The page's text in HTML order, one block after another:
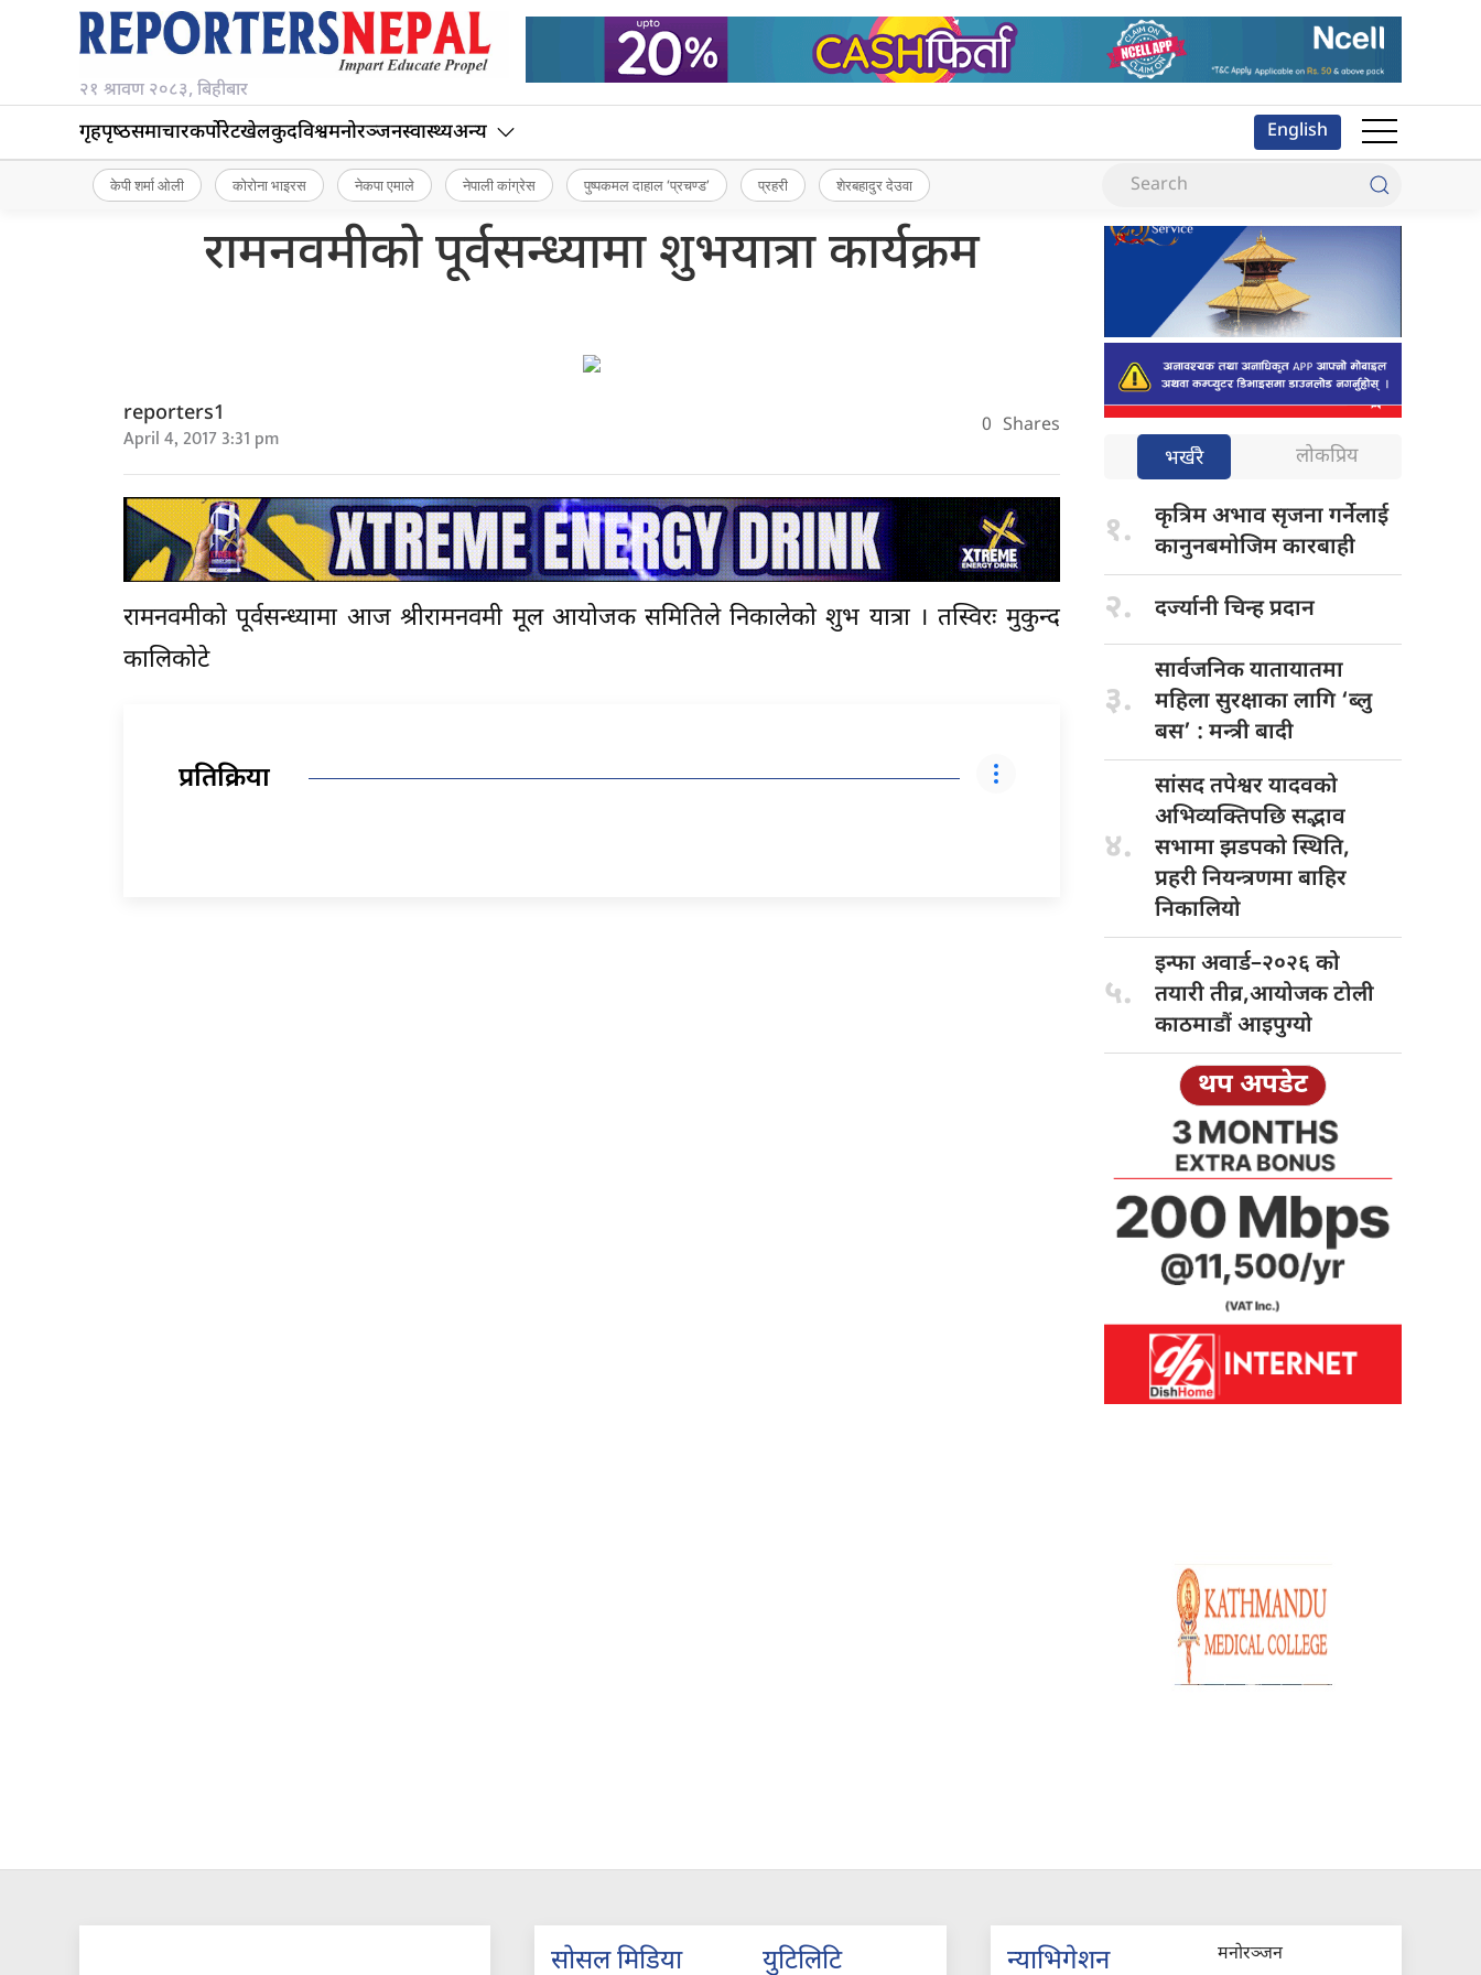
२१ श्रावण २०८३, बिहीबार
गृहपृष्‍ठसमाचारकर्पोरेटखेलकुदविश्वमनोरञ्जनस्वास्थ्यअन्य English
केपी शर्मा ओली कोरोना भाइरस नेकपा एमाले नेपाली कांग्रेस पुष्पकमल दाहाल ‘प्रचण्ड’ प्रहरी शेरबहादुर देउवा
रामनवमीको पूर्वसन्ध्यामा शुभयात्रा कार्यक्रम
reporters1
April 4, 2017 3:31 pm 0 Shares
रामनवमीको पूर्वसन्ध्यामा आज श्रीरामनवमी मूल आयोजक समितिले निकालेको शुभ यात्रा । तस्विरः मुकुन्द
कालिकोटे
प्रतिक्रिया
भर्खरै लोकप्रिय
१. कृत्रिम अभावसृजना गर्नेलाई
कानुनबमोजिम कारबाही
२. दर्ज्यानी चिन्हप्रदान
३.
सार्वजनिक यातायातमा
महिला सुरक्षाका लागि ‘ब्लु
बस’ : मन्त्री बादी
४.
सांसद तपेश्वरयादवको
अभिव्यक्तिपछि सद्भाव
सभामा झडपको स्थिति,
प्रहरी नियन्त्रणमा बाहिर
निकालियो
५.
इन्फा अवार्ड–२०२६ को
तयारी तीव्र,आयोजक टोली
काठमाडौं आइपुग्यो
थप अपडेट
सोसल मिडिया युटिलिटि न्याभिगेशन मनोरञ्जन